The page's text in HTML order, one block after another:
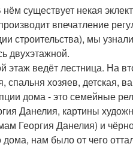
существует некая
впечатление
строительства), мы
двухэтажной.
этаж ведёт лестница. На
спальня хозяев, детская,
дома - это семейные
Данелия, картины
Георгия Данелия) и
нам было от чего